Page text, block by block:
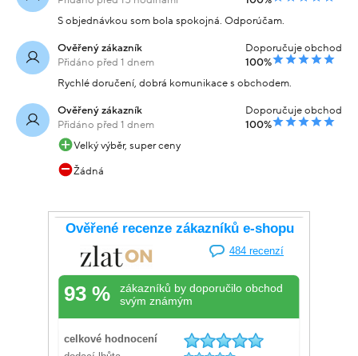
S objednávkou som bola spokojná. Odporúčam.
Ověřený zákazník
Přidáno před 1 dnem
Doporučuje obchod
100%
Rychlé doručení, dobrá komunikace s obchodem.
Ověřený zákazník
Přidáno před 1 dnem
Doporučuje obchod
100%
Velký výběr, super ceny
Žádná